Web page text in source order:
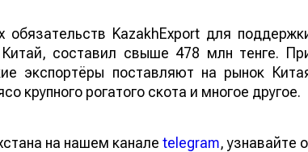
KazakhExport для
составил свыше 478 млн тенге.
экспортёры поставляют на рынок
крупного рогатого скота и многое другое.
на нашем канале telegram, узнавайте о